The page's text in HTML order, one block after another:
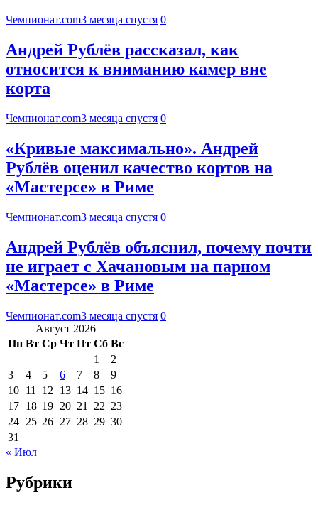
Чемпионат.com3 месяца спустя 0
Андрей Рублёв рассказал, как
относится к вниманию камер вне
корта
Чемпионат.com3 месяца спустя 0
«Кривые максимально». Андрей
Рублёв оценил качество кортов на
«Мастерсе» в Риме
Чемпионат.com3 месяца спустя 0
Андрей Рублёв объяснил, почему почти
не играет с Хачановым на парном
«Мастерсе» в Риме
Чемпионат.com3 месяца спустя 0
Август 2026
Пн Вт Ср Чт Пт Сб Вс
1
2
3
4 5 6 7 8
9
10 11 12 13 14 15 16
17 18 19 20 21 22 23
24 25 26 27 28 29 30
31
« Июл
Рубрики